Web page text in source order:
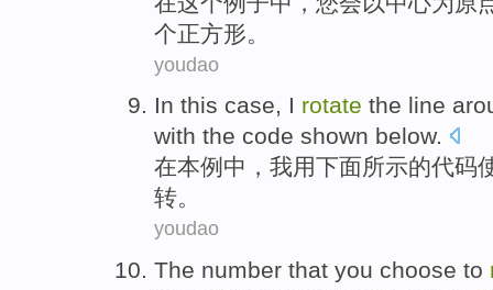
个正方形。
youdao
In this case, I rotate the line
with the code shown below.
在本例中 ， 我用下面所示的代码
转。
youdao
The number that you choose to